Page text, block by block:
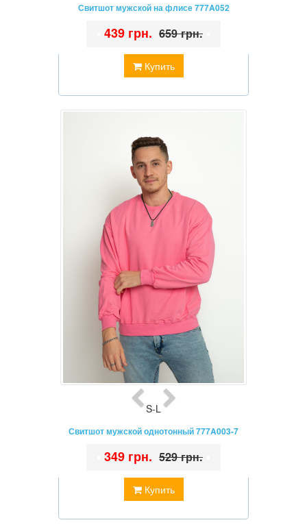
Свитшот мужской на флисе 777A052
Купить
439 грн. 659 грн.
S-L
Свитшот мужской однотонный 777A003-7
Купить
349 грн. 529 грн.